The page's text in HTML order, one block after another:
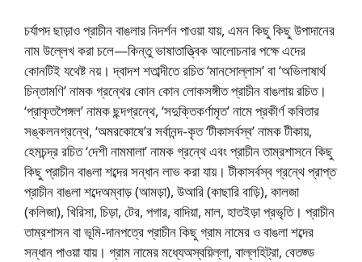
চর্যাপদ ছাড়াও প্রাচীন বাঙলার নিদর্শন পাওয়া যায়, এমন কিছু কিছু উপাদানের
নাম উল্লেখ করা চলে—কিন্তু ভাষাতাত্ত্বিক আলােচনার পক্ষে এদের
কোনটিই যথেষ্ট নয়। দ্বাদশ শতাব্দীতে রচিত ‘মানসােল্লাস’ বা ‘অভিলাষার্থ
চিন্তামণি’ নামক গ্রন্থের কোন কোন লােকসঙ্গীত প্রাচীন বাঙলায় রচিত।
‘প্রাকৃতপৈঙ্গল’ নামক ছন্দগ্রন্থে, ‘সদুক্তিকর্ণামৃত’ নামে প্রকীর্ণ কবিতার
সঙ্কলনগ্রন্থে, ‘অমরকোষে’র সর্বানন্দ-কৃত ‘টীকাসর্বস্ব’ নামক টীকায়,
হেমচন্দ্র রচিত ‘দেশী নামমালা’ নামক গ্রন্থে এবং প্রাচীন তাম্রশাসনে কিছু
কিছু প্রাচীন বাঙলা শব্দের সন্ধান লাভ করা যায়। টীকাসর্বস্ব গ্রন্থে প্রাপ্ত
প্রাচীন বাঙলা শব্দেঅম্বাড় (আমড়া), উআরি (কাছারি বাড়ি), কালজা
(কলিজা), খিরিসা, চিড়া, টের, পগার, বাদিয়া, মাল, হাতইড়া প্রভৃতি। প্রাচীন
তাম্রশাসন বা ভূমি-দানপত্রে প্রাচীন কিছু গ্রাম নামের ও বাঙলা শব্দের
সন্ধান পাওয়া যায়। গ্রাম নামের মধ্যেঅস্বয়িল্লা, বাল্লহিট্রা, বেতজ্ড